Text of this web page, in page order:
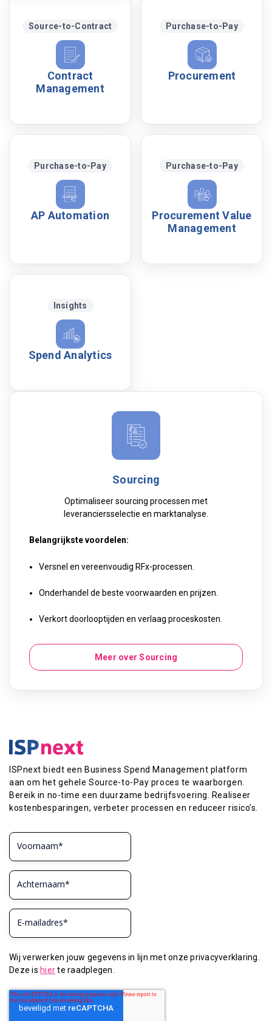
Source-to-Contract
Contract
Management
Purchase-to-Pay
Procurement
Purchase-to-Pay
AP Automation
Purchase-to-Pay
Procurement Value
Management
Insights
Spend Analytics
Sourcing
Optimaliseer sourcing processen met
leveranciersselectie en marktanalyse.
Belangrijkste voordelen:
Versnel en vereenvoudig RFx-processen.
Onderhandel de beste voorwaarden en prijzen.
Verkort doorlooptijden en verlaag proceskosten.
Meer over Sourcing
ISPnext biedt een Business Spend Management platform
aan om het gehele Source-to-Pay proces te waarborgen.
Bereik in no-time een duurzame bedrijfsvoering. Realiseer
kostenbesparingen, verbeter processen en reduceer risico’s.
Wij verwerken jouw gegevens in lijn met onze privacyverklaring.
Deze is hierte raadplegen.